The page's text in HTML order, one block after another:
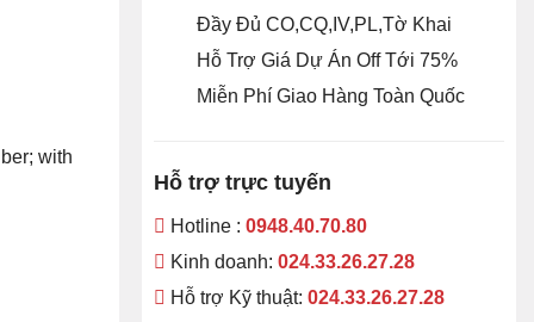
with
Đầy Đủ CO,CQ,IV,PL,Tờ Khai
Hỗ Trợ Giá Dự Án Off Tới 75%
Miễn Phí Giao Hàng Toàn Quốc
Hỗ trợ trực tuyến
Hotline :0948.40.70.80
Kinh doanh:024.33.26.27.28
Hỗ trợ Kỹ thuật:024.33.26.27.28